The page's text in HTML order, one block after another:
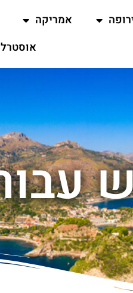
אמריקה